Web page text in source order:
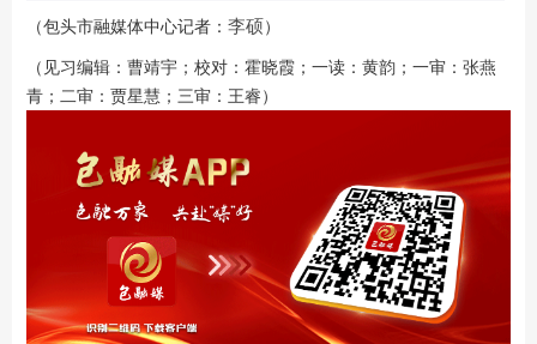
（包头市融媒体中心记者： 李硕）
（见习编辑：曹靖宇；校对：霍晓霞；一读：黄韵；一审：张燕
青；二审：贾星慧；三审：王睿）